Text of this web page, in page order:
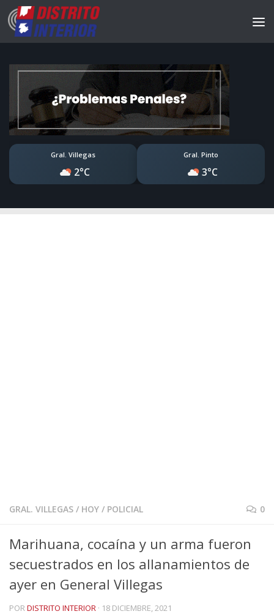
Gral. Villegas
2°C
Gral. Pinto
3°C
GRAL. VILLEGAS / HOY / POLICIAL 0
Marihuana, cocaína y un arma fueron
secuestrados en los allanamientos de
ayer en General Villegas
PORDISTRITO INTERIOR · 18 DICIEMBRE, 2021